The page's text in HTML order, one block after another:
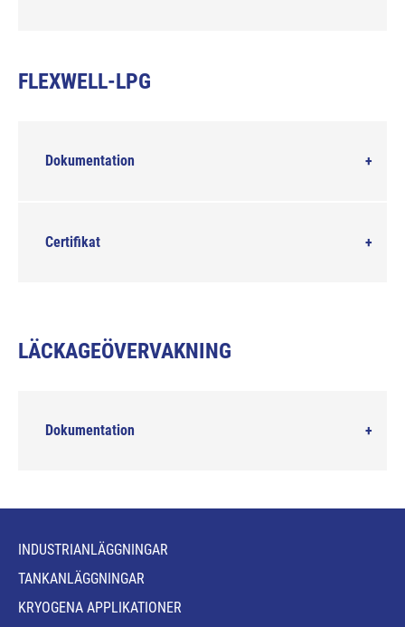
FLEXWELL-LPG
Dokumentation
Certifikat
LÄCKAGEÖVERVAKNING
Dokumentation
INDUSTRIANLÄGGNINGAR
TANKANLÄGGNINGAR
KRYOGENA APPLIKATIONER